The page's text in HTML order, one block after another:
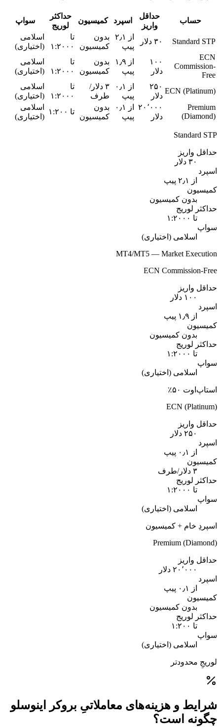
حساب
حداقل
واریز
اسپرد کمیسیون
حداکثر
لوریج
سواپ
Standard STP ۳۰ دلار
از ۲٫۱
پیپ
بدون
کمیسیون
تا
۱:۲۰۰۰
اسلامی
(اختیاری)
ECN
Commission-
Free
۱۰۰
دلار
از ۱٫۹
پیپ
بدون
کمیسیون
تا
۱:۲۰۰۰
اسلامی
(اختیاری)
ECN (Platinum)
۲۵۰
دلار
از ۰٫۱
پیپ
۳ دلار/
طرف
تا
۱:۲۰۰۰
اسلامی
(اختیاری)
Premium
(Diamond)
۲۰٬۰۰۰
دلار
از ۰٫۱
پیپ
بدون
کمیسیون
تا ۱:۲۰۰
اسلامی
(اختیاری)
Standard STP
حداقل واریز
۳۰ دلار
اسپرد
از ۲٫۱ پیپ
کمیسیون
بدون کمیسیون
حداکثر لوریج
تا ۱:۲۰۰۰
سواپ
اسلامی (اختیاری)
MT4/MT5 — Market Execution
ECN Commission-Free
حداقل واریز
۱۰۰ دلار
اسپرد
از ۱٫۹ پیپ
کمیسیون
بدون کمیسیون
حداکثر لوریج
تا ۱:۲۰۰۰
سواپ
اسلامی (اختیاری)
استاپ‌اوت ۵۰٪
ECN (Platinum)
حداقل واریز
۲۵۰ دلار
اسپرد
از ۰٫۱ پیپ
کمیسیون
۳ دلار/طرف
حداکثر لوریج
تا ۱:۲۰۰۰
سواپ
اسلامی (اختیاری)
اسپردِ خام + کمیسیون
Premium (Diamond)
حداقل واریز
۲۰٬۰۰۰ دلار
اسپرد
از ۰٫۱ پیپ
کمیسیون
بدون کمیسیون
حداکثر لوریج
تا ۱:۲۰۰
سواپ
اسلامی (اختیاری)
لوریجِ محدودتر
شرایط و هزینه‌های معاملاتیِ بروکر اینوسلو
چگونه است؟